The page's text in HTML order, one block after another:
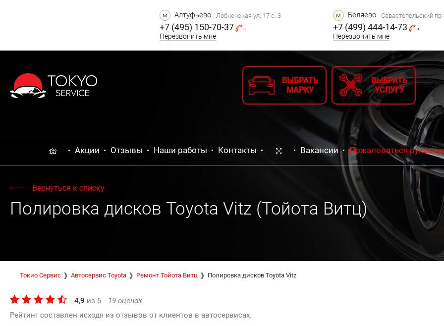
м Алтуфьево Лобненская ул. 17 с. 3
+7 (495) 150-70-37
Перезвонить мне
м Беляево Севастопольский пр-
+7 (499) 444-14-73
Перезвонить мне
ВЫБРАТЬ
МАРКУ
ВЫБРАТЬ
УСЛУГУ
Акции Отзывы Наши работы Контакты Вакансии Пожаловаться
Вернуться к списку
Полировка дисков Toyota Vitz (Тойота Витц)
Токио Сервис Автосервис Toyota Ремонт Тойота Витц Полировка дисков Toyota Vitz
4,9 из 5 19 оценок
Рейтинг составлен исходя из отзывов от клиентов в автосервисах.